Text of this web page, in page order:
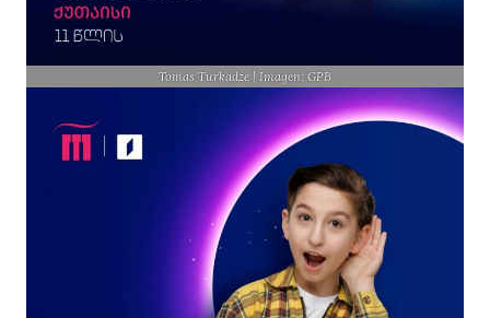
Tomas Turkadze | Imagen: GPB